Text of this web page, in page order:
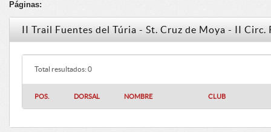
Páginas:
II Trail Fuentes del Túria - St. Cruz de Moya - II
Total resultados: 0
POS. DORSAL NOMBRE CLUB